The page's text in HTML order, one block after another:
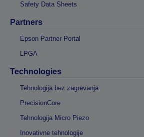
Safety Data Sheets
Partners
Epson Partner Portal
LPGA
Technologies
Tehnologija bez zagrevanja
PrecisionCore
Tehnologija Micro Piezo
Inovativne tehnologije